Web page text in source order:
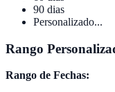
90 dias
Personalizado...
Rango
Rango de Fechas: